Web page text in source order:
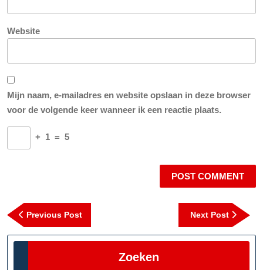
Website
Mijn naam, e-mailadres en website opslaan in deze browser
voor de volgende keer wanneer ik een reactie plaats.
+ 1 = 5
Berichtnavigatie
Previous PostPrevious
Post
Next Post
Next
Post
Zoeken